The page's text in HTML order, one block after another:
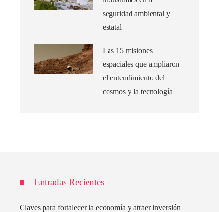
seguridad ambiental y
estatal
Las 15 misiones
espaciales que ampliaron
el entendimiento del
cosmos y la tecnología
Entradas Recientes
Claves para fortalecer la economía y atraer inversión